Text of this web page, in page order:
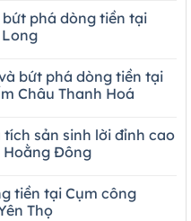
phá dòng tiền tại
bứt phá dòng tiền tại
Châu Thanh Hoá
sản sinh lời đỉnh cao
Hoằng Đông
tiền tại Cụm công
Thọ